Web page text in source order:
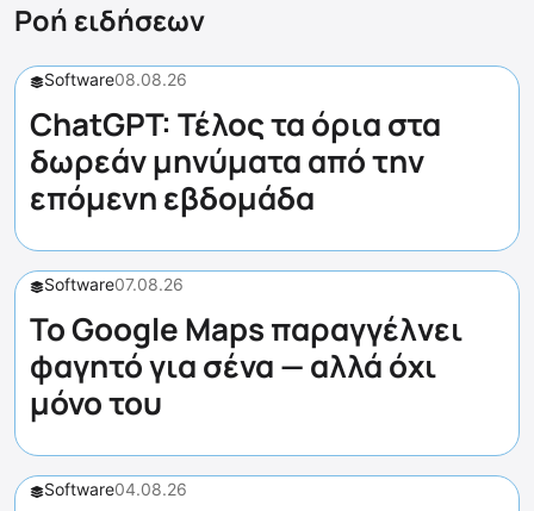
Ροή ειδήσεων
Software08.08.26
ChatGPT: Τέλος τα όρια στα
δωρεάν μηνύματα από την
επόμενη εβδομάδα
Software07.08.26
Το Google Maps παραγγέλνει
φαγητό για σένα — αλλά όχι
μόνο του
Software04.08.26